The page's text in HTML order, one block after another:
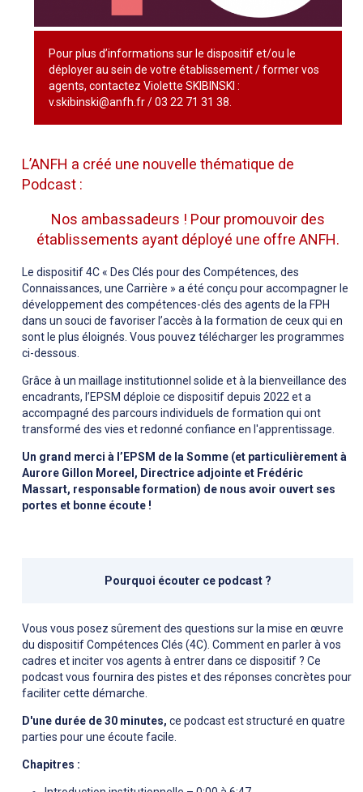
Pour plus d’informations sur le dispositif et/ou le
déployer au sein de votre établissement / former vos
agents, contactez Violette SKIBINSKI :
v.skibinski@anfh.fr / 03 22 71 31 38.
L’ANFH a créé une nouvelle thématique de
Podcast :
Nos ambassadeurs ! Pour promouvoir des
établissements ayant déployé une offre ANFH.
Le dispositif 4C « Des Clés pour des Compétences, des
Connaissances, une Carrière » a été conçu pour accompagner le
développement des compétences-clés des agents de la FPH
dans un souci de favoriser l’accès à la formation de ceux qui en
sont le plus éloignés. Vous pouvez télécharger les programmes
ci-dessous.
Grâce à un maillage institutionnel solide et à la bienveillance des
encadrants, l’EPSM déploie ce dispositif depuis 2022 et a
accompagné des parcours individuels de formation qui ont
transformé des vies et redonné confiance en l'apprentissage.
Un grand merci à l’EPSM de la Somme (et particulièrement à
Aurore Gillon Moreel, Directrice adjointe et Frédéric
Massart, responsable formation) de nous avoir ouvert ses
portes et bonne écoute !
Pourquoi écouter ce podcast ?
Vous vous posez sûrement des questions sur la mise en œuvre
du dispositif Compétences Clés (4C). Comment en parler à vos
cadres et inciter vos agents à entrer dans ce dispositif ? Ce
podcast vous fournira des pistes et des réponses concrètes pour
faciliter cette démarche.
D'une durée de 30 minutes, ce podcast est structuré en quatre
parties pour une écoute facile.
Chapitres :